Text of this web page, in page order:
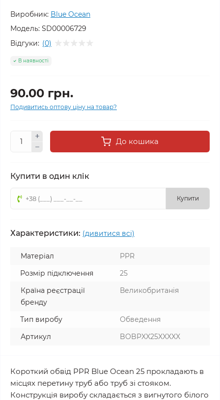
Виробник: Blue Ocean
Модель: SD00006729
Відгуки: (0)
В наявності
90.00 грн.
Подивитись оптову ціну на товар?
До кошика
Купити в один клік
Купити
Характеристики: (дивитися всі)
Матеріал
PPR
Розмір підключення
25
Країна реєстрації
бренду
Великобританія
Тип виробу
Обведення
Артикул
BOBPXX25XXXXX
Короткий обвід PPR Blue Ocean 25 прокладають в
місцях перетину труб або труб зі стояком.
Конструкція виробу складається з вигнутого білого